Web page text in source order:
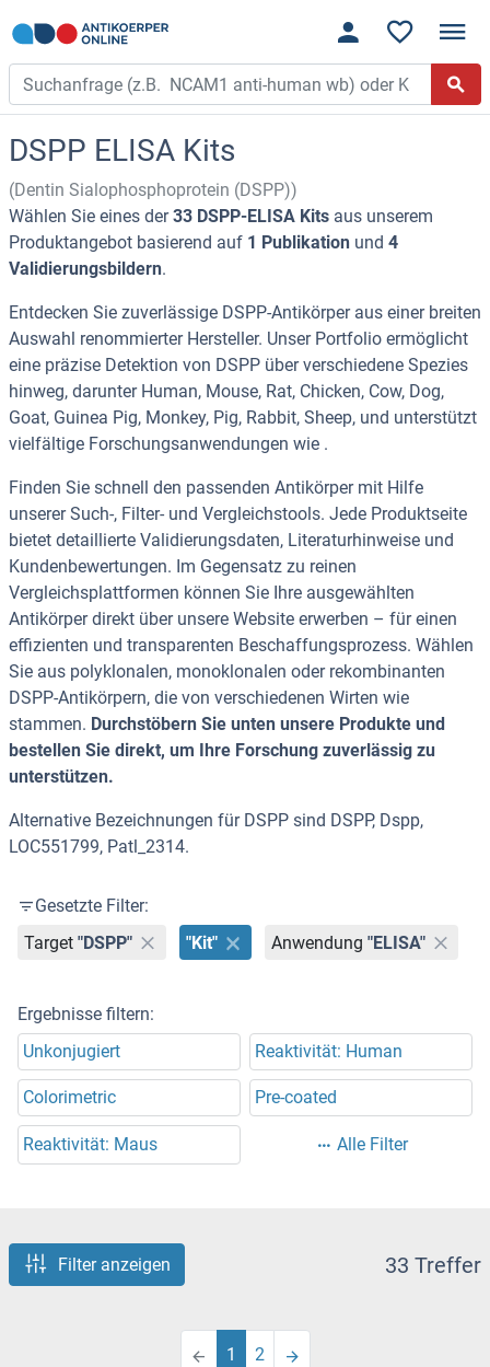
DSPP ELISA Kits
(Dentin Sialophosphoprotein (DSPP))
Wählen Sie eines der33 DSPP-ELISA Kits aus unserem
Produktangebot basierend auf 1 Publikation und 4
Validierungsbildern.
Entdecken Sie zuverlässige DSPP-Antikörper aus einer breiten
Auswahl renommierter Hersteller. Unser Portfolio ermöglicht
eine präzise Detektion von DSPP über verschiedene Spezies
hinweg, darunter Human, Mouse, Rat, Chicken, Cow, Dog,
Goat, Guinea Pig, Monkey, Pig, Rabbit, Sheep, und unterstützt
vielfältige Forschungsanwendungen wie .
Finden Sie schnell den passenden Antikörper mit Hilfe
unserer Such-, Filter- und Vergleichstools. Jede Produktseite
bietet detaillierte Validierungsdaten, Literaturhinweise und
Kundenbewertungen. Im Gegensatz zu reinen
Vergleichsplattformen können Sie Ihre ausgewählten
Antikörper direkt über unsere Website erwerben – für einen
effizienten und transparenten Beschaffungsprozess. Wählen
Sie aus polyklonalen, monoklonalen oder rekombinanten
DSPP-Antikörpern, die von verschiedenen Wirten wie
stammen. Durchstöbern Sie unten unsere Produkte und
bestellen Sie direkt, um Ihre Forschung zuverlässig zu
unterstützen.
Alternative Bezeichnungen für DSPP sind DSPP, Dspp,
LOC551799, Patl_2314.
Gesetzte Filter:
Target "DSPP" "Kit" Anwendung "ELISA"
Ergebnisse filtern:
Unkonjugiert
Reaktivität: Human
Colorimetric Pre-coated
Reaktivität: Maus Alle Filter
Filter anzeigen 33 Treffer
1 2